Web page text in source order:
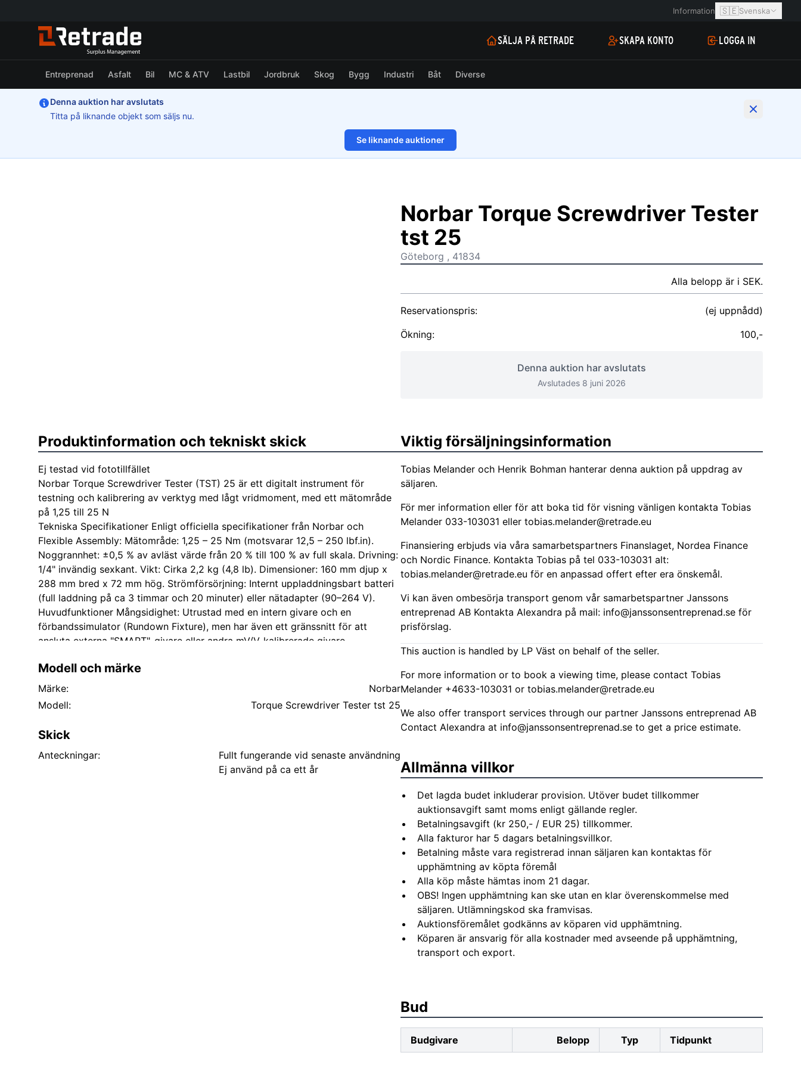
Information 🇸🇪Svenska
SÄLJA PÅ RETRADE SKAPA KONTO LOGGA IN
Entreprenad Asfalt Bil MC & ATV Lastbil Jordbruk Skog Bygg Industri Båt Diverse
Denna auktion har avslutats
Titta på liknande objekt som säljs nu.
Se liknande auktioner
1/13
Norbar Torque Screwdriver Tester
tst 25
Göteborg , 41834
Alla belopp är i SEK.
Reservationspris:
(ej uppnådd)
Ökning:
100,-
Denna auktion har avslutats
Avslutades 8 juni 2026
Produktinformation och tekniskt skick
Ej testad vid fototillfället
Norbar Torque Screwdriver Tester (TST) 25 är ett digitalt instrument för
testning och kalibrering av verktyg med lågt vridmoment, med ett mätområde
på 1,25 till 25 N
Tekniska Specifikationer Enligt officiella specifikationer från Norbar och
Flexible Assembly: Mätområde: 1,25 – 25 Nm (motsvarar 12,5 – 250 lbf.in).
Noggrannhet: ±0,5 % av avläst värde från 20 % till 100 % av full skala. Drivning:
1/4" invändig sexkant. Vikt: Cirka 2,2 kg (4,8 lb). Dimensioner: 160 mm djup x
288 mm bred x 72 mm hög. Strömförsörjning: Internt uppladdningsbart batteri
(full laddning på ca 3 timmar och 20 minuter) eller nätadapter (90–264 V).
Huvudfunktioner Mångsidighet: Utrustad med en intern givare och en
förbandssimulator (Rundown Fixture), men har även ett gränssnitt för att
ansluta externa "SMART"-givare eller andra mV/V-kalibrerade givare.
vridmomentverktyg. Gränssnitt: RS-232-C för anslutning till PC eller skrivare,
samt en analog utgång för processtyrning.
Modell och märke
Märke:
Norbar
Modell:
Torque Screwdriver Tester tst 25
Skick
Anteckningar:
Fullt fungerande vid senaste användning
Viktig försäljningsinformation
Tobias Melander och Henrik Bohman hanterar denna auktion på uppdrag av
säljaren.
För mer information eller för att boka tid för visning vänligen kontakta Tobias
Melander 033-103031 eller tobias.melander@retrade.eu
Finansiering erbjuds via våra samarbetspartners Finanslaget, Nordea Finance
och Nordic Finance. Kontakta Tobias på tel 033-103031 alt:
tobias.melander@retrade.eu för en anpassad offert efter era önskemål.
Vi kan även ombesörja transport genom vår samarbetspartner Janssons
entreprenad AB Kontakta Alexandra på mail: info@janssonsentreprenad.se för
prisförslag.
This auction is handled by LP Väst on behalf of the seller.
For more information or to book a viewing time, please contact Tobias
Melander +4633-103031 or tobias.melander@retrade.eu
We also offer transport services through our partner Janssons entreprenad AB
Contact Alexandra at info@janssonsentreprenad.se to get a price estimate.
Allmänna villkor
Det lagda budet inkluderar provision. Utöver budet tillkommer
auktionsavgift samt moms enligt gällande regler.
Betalningsavgift (kr 250,- / EUR 25) tillkommer.
Alla fakturor har 5 dagars betalningsvillkor.
Betalning måste vara registrerad innan säljaren kan kontaktas för
upphämtning av köpta föremål
Alla köp måste hämtas inom 21 dagar.
OBS! Ingen upphämtning kan ske utan en klar överenskommelse med
säljaren. Utlämningskod ska framvisas.
Auktionsföremålet godkänns av köparen vid upphämtning.
Köparen är ansvarig för alla kostnader med avseende på upphämtning,
transport och export.
Bud
Budgivare Belopp Typ Tidpunkt